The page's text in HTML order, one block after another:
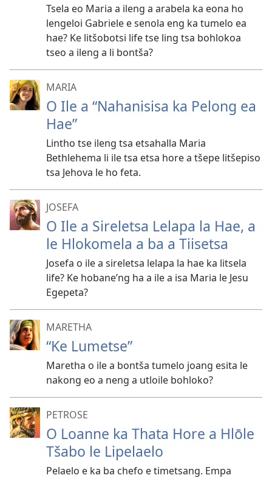
Tsela eo Maria a ileng a arabela ka eona ho
lengeloi Gabriele e senola eng ka tumelo ea
hae? Ke litšobotsi life tse ling tsa bohlokoa
tseo a ileng a li bontša?
MARIA
O Ile a “Nahanisisa ka Pelong ea
Hae”
Lintho tse ileng tsa etsahalla Maria
Bethlehema li ile tsa etsa hore a tšepe litšepiso
tsa Jehova le ho feta.
JOSEFA
O Ile a Sireletsa Lelapa la Hae, a
le Hlokomela a ba a Tiisetsa
Josefa o ile a sireletsa lelapa la hae ka litsela
life? Ke hobane’ng ha a ile a isa Maria le Jesu
Egepeta?
MARETHA
“Ke Lumetse”
Maretha o ile a bontša tumelo joang esita le
nakong eo a neng a utloile bohloko?
PETROSE
O Loanne ka Thata Hore a Hlōle
Tšabo le Lipelaelo
Pelaelo e ka ba chefo e timetsang. Empa